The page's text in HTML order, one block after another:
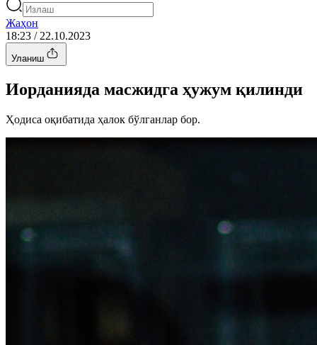
Жаҳон
18:23 / 22.10.2023
Уланиш
Иорданияда масжидга ҳужум қилинди
Ҳодиса оқибатида ҳалок бўлганлар бор.